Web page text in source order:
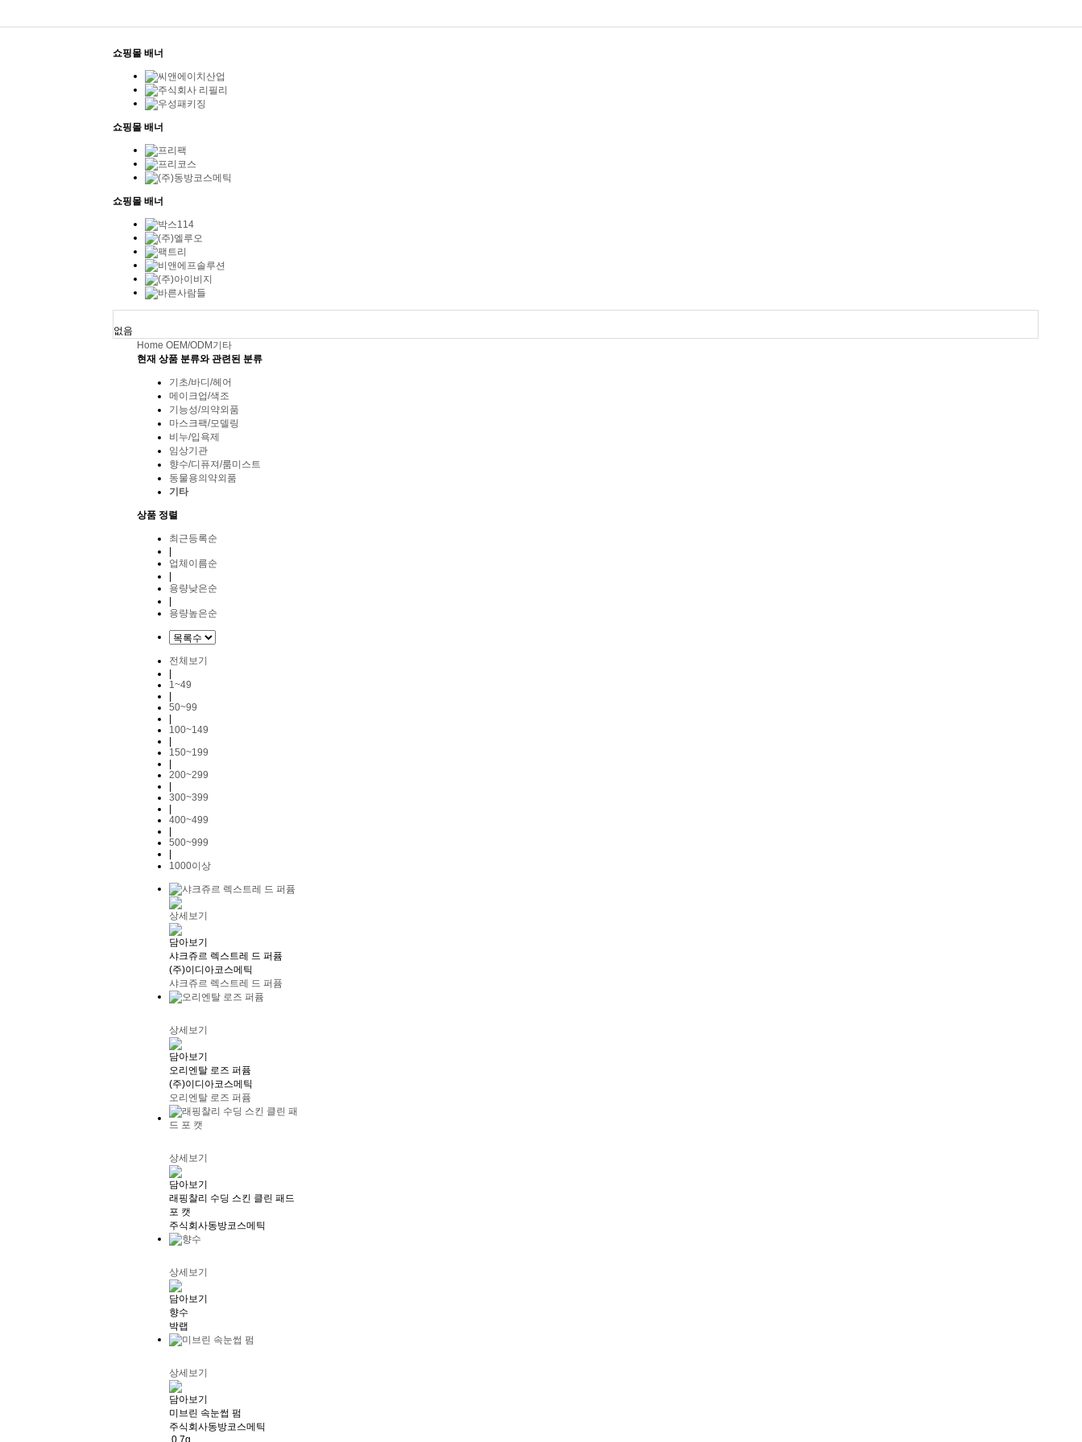
쇼핑몰 배너
쇼핑몰 배너
쇼핑몰 배너
없음
Home OEM/ODM기타
현재 상품 분류와 관련된 분류
기초/바디/헤어
메이크업/색조
기능성/의약외품
마스크팩/모델링
비누/입욕제
임상기관
향수/디퓨져/룸미스트
동물용의약외품
기타
상품 정렬
최근등록순
|
업체이름순
|
용량낮은순
|
용량높은순
전체보기
|
1~49
|
50~99
|
100~149
|
150~199
|
200~299
|
300~399
|
400~499
|
500~999
|
1000이상
상세보기
담아보기
샤크쥬르 렉스트레 드 퍼퓸
(주)이디아코스메틱
샤크쥬르 렉스트레 드 퍼퓸
상세보기
담아보기
오리엔탈 로즈 퍼퓸
(주)이디아코스메틱
오리엔탈 로즈 퍼퓸
상세보기
담아보기
래핑찰리 수딩 스킨 클린 패드
포 캣
주식회사동방코스메틱
상세보기
담아보기
향수
박랩
상세보기
담아보기
미브린 속눈썹 펌
주식회사동방코스메틱
0.7g